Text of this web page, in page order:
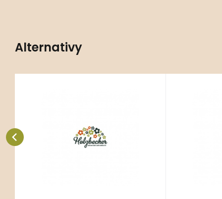
Alternativy
Oblíbený
Porovnat
kamenité rohože s vysýchavou